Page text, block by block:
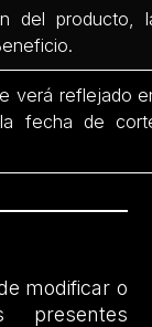
del producto,
verá reflejado
fecha de
modificar o
presentes